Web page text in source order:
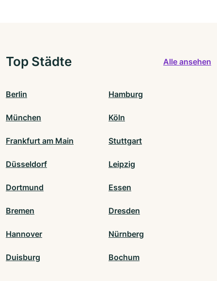
Top Städte Alle ansehen
Berlin Hamburg
München Köln
Frankfurt am Main Stuttgart
Düsseldorf Leipzig
Dortmund Essen
Bremen Dresden
Hannover Nürnberg
Duisburg Bochum